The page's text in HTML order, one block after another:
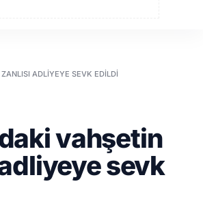
ADLIYEYE SEVK EDILDI
vahşetin
adliyeye sevk